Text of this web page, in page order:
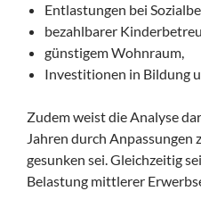
Entlastungen bei
bezahlbarer
günstigem Wohnraum,
Investitionen in Bildung
Zudem weist die Analyse
Jahren durch Anpassungen
gesunken sei. Gleichzeitig
Belastung mittlerer